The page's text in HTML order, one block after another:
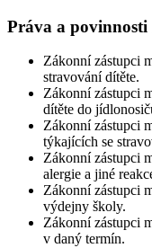
Práva a povinnosti
Zákonní zástupci
stravování dítěte.
Zákonní zástupci
dítěte do
Zákonní zástupci
týkajících se
Zákonní zástupci
alergie a jiné
Zákonní zástupci
výdejny školy.
Zákonní zástupci
v daný termín.